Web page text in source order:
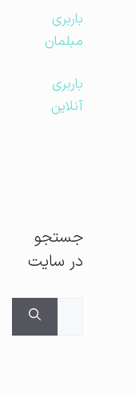
باربری
مبلمان
باربری
آنلاین
جستجو
در سایت